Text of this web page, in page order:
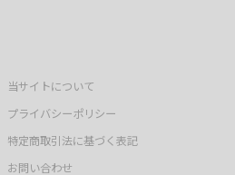
当サイトについて
プライバシーポリシー
特定商取引法に基づく表記
お問い合わせ